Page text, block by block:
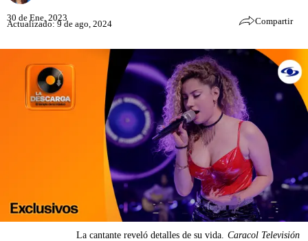
30 de Ene, 2023
Actualizado: 9 de ago, 2024 Compartir
La cantante reveló detalles de su vida. Caracol Televisión